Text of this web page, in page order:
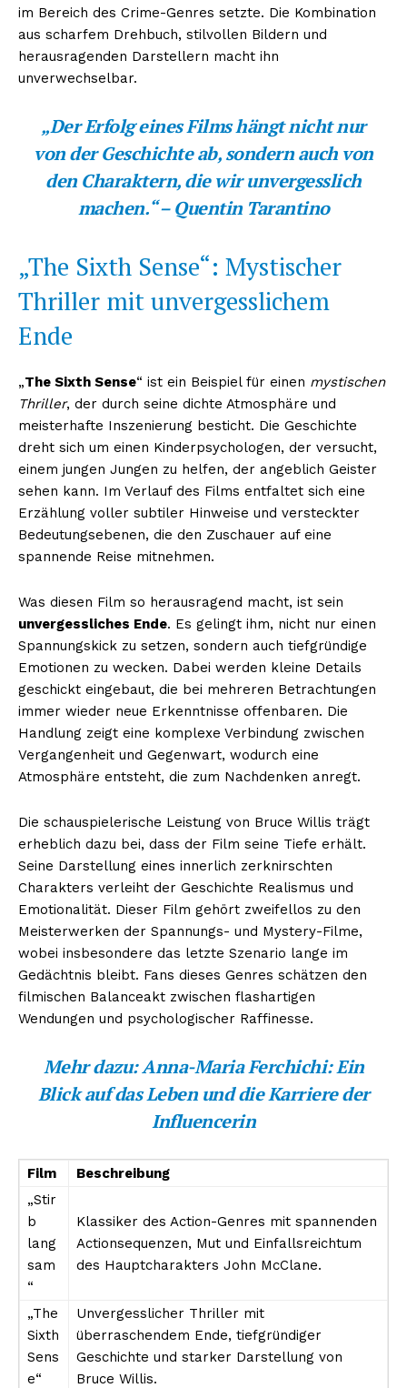
im Bereich des Crime-Genres setzte. Die Kombination
aus scharfem Drehbuch, stilvollen Bildern und
herausragenden Darstellern macht ihn
unverwechselbar.
„Der Erfolg eines Films hängt nicht nur
von der Geschichte ab, sondern auch von
den Charaktern, die wir unvergesslich
machen.“ – Quentin Tarantino
„The Sixth Sense“: Mystischer
Thriller mit unvergesslichem
Ende
„The Sixth Sense“ ist ein Beispiel für einen mystischen
Thriller, der durch seine dichte Atmosphäre und
meisterhafte Inszenierung besticht. Die Geschichte
dreht sich um einen Kinderpsychologen, der versucht,
einem jungen Jungen zu helfen, der angeblich Geister
sehen kann. Im Verlauf des Films entfaltet sich eine
Erzählung voller subtiler Hinweise und versteckter
Bedeutungsebenen, die den Zuschauer auf eine
spannende Reise mitnehmen.
Was diesen Film so herausragend macht, ist sein
unvergessliches Ende. Es gelingt ihm, nicht nur einen
Spannungskick zu setzen, sondern auch tiefgründige
Emotionen zu wecken. Dabei werden kleine Details
geschickt eingebaut, die bei mehreren Betrachtungen
immer wieder neue Erkenntnisse offenbaren. Die
Handlung zeigt eine komplexe Verbindung zwischen
Vergangenheit und Gegenwart, wodurch eine
Atmosphäre entsteht, die zum Nachdenken anregt.
Die schauspielerische Leistung von Bruce Willis trägt
erheblich dazu bei, dass der Film seine Tiefe erhält.
Seine Darstellung eines innerlich zerknirschten
Charakters verleiht der Geschichte Realismus und
Emotionalität. Dieser Film gehört zweifellos zu den
Meisterwerken der Spannungs- und Mystery-Filme,
wobei insbesondere das letzte Szenario lange im
Gedächtnis bleibt. Fans dieses Genres schätzen den
filmischen Balanceakt zwischen flashartigen
Wendungen und psychologischer Raffinesse.
Mehr dazu:Anna-Maria Ferchichi: Ein
Blick auf das Leben und die Karriere der
Influencerin
Film
Beschreibung
„Stir
b
lang
sam
“
Klassiker des Action-Genres mit spannenden
Actionsequenzen, Mut und Einfallsreichtum
des Hauptcharakters John McClane.
„The
Sixth
Sens
e“
Unvergesslicher Thriller mit
überraschendem Ende, tiefgründiger
Geschichte und starker Darstellung von
Bruce Willis.